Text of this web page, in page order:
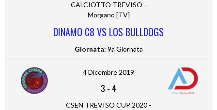
CALCIOTTO TREVISO -
Morgano [TV]
DINAMO C8 VS LOS BULLDOGS
Giornata: 9a Giornata
4 Dicembre 2019
3 - 4
CSEN TREVISO CUP 2020 -